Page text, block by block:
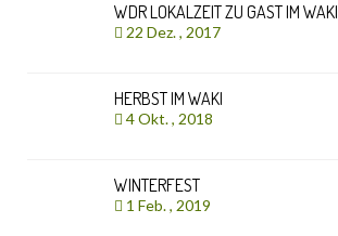
WDR LOKALZEIT ZU GAST IM WAKI
22 Dez. , 2017
HERBST IM WAKI
4 Okt. , 2018
WINTERFEST
1 Feb. , 2019